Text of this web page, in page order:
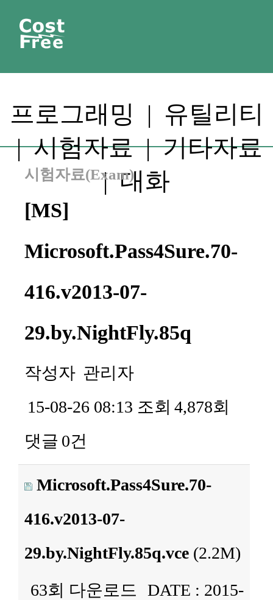
프로그래밍 | 유틸리티
|시험자료|기타자료
|대화
시험자료(Exam)
[MS]
Microsoft.Pass4Sure.70-
416.v2013-07-
29.by.NightFly.85q
작성자 관리자
15-08-26 08:13 조회 4,878회
댓글 0건
Microsoft.Pass4Sure.70-
416.v2013-07-
29.by.NightFly.85q.vce (2.2M)
63회 다운로드
DATE : 2015-